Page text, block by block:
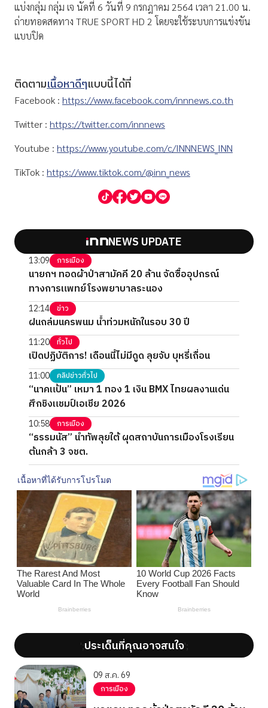
แบ่งกลุ่ม กลุ่ม เจ นัดที่ 6 วันที่ 9 กรกฎาคม 2564 เวลา 21.00 น.
ถ่ายทอดสดทาง TRUE SPORT HD 2 โดยจะใช้ระบบการแข่งขัน
แบบปิด
ติดตามเนื้อหาดีๆแบบนี้ได้ที่
Facebook : https://www.facebook.com/innnews.co.th
Twitter : https://twitter.com/innnews
Youtube : https://www.youtube.com/c/INNNEWS_INN
TikTok : https://www.tiktok.com/@inn_news
NEWS UPDATE
13:09 การเมือง
นายกฯ ทอดผ้าป่าสามัคคี 20 ล้าน จัดซื้ออุปกรณ์
ทางการแพทย์โรงพยาบาลระนอง
12:14 ข่าว
ฝนถล่มนครพนม น้ำท่วมหนักในรอบ 30 ปี
11:20 ทั่วไป
เปิดปฏิบัติการ! เดือนนี้ไม่มีดูด ลุยจับ บุหรี่เถื่อน
11:00 คลิปข่าวทั่วไป
“นาคแป้น” เหมา 1 ทอง 1 เงิน BMX ไทยผลงานเด่น
ศึกชิงแชมป์เอเชีย 2026
10:58 การเมือง
“ธรรมนัส” นำทัพลุยใต้ ผุดสถาบันการเมืองโรงเรียน
ต้นกล้า 3 จชต.
';ประเด็นที่คุณอาจสนใจ';
09 ส.ค. 69
การเมือง